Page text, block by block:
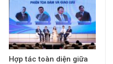
Hợp tác toàn diện giữa